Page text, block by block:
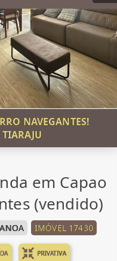
NAVEGANTES!
em Capao
(vendido)
IMÓVEL 17430
PRIVATIVA